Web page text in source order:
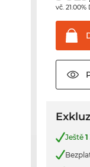
vč. 21.00%
Ještě1